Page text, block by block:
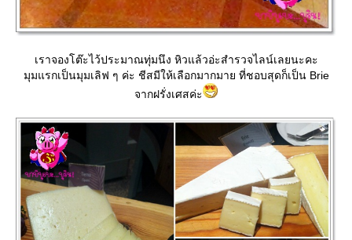
เราจองโต๊ะไว้ประมาณทุ่มนึง หิวแล้วอ่ะสำรวจไลน์เลยนะคะ
มุมแรกเป็นมุมเลิฟ ๆ ค่ะ ชีสมีให้เลือกมากมาย ที่ชอบสุดก็เป็น Brie
จากฝรั่งเศสค่ะ